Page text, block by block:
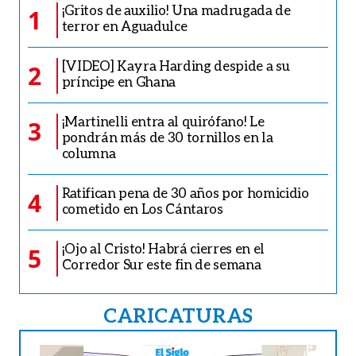
1
¡Gritos de auxilio! Una madrugada de
terror en Aguadulce
2
[VIDEO] Kayra Harding despide a su
príncipe en Ghana
3
¡Martinelli entra al quirófano! Le
pondrán más de 30 tornillos en la
columna
4
Ratifican pena de 30 años por homicidio
cometido en Los Cántaros
5
¡Ojo al Cristo! Habrá cierres en el
Corredor Sur este fin de semana
CARICATURAS